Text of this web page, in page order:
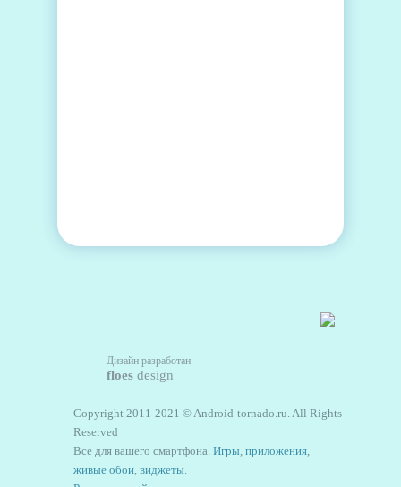
Дизайн разработан
floes design
Copyright 2011-2021 © Android-tornado.ru. All Rights
Reserved
Все для вашего смартфона. Игры, приложения,
живые обои, виджеты.